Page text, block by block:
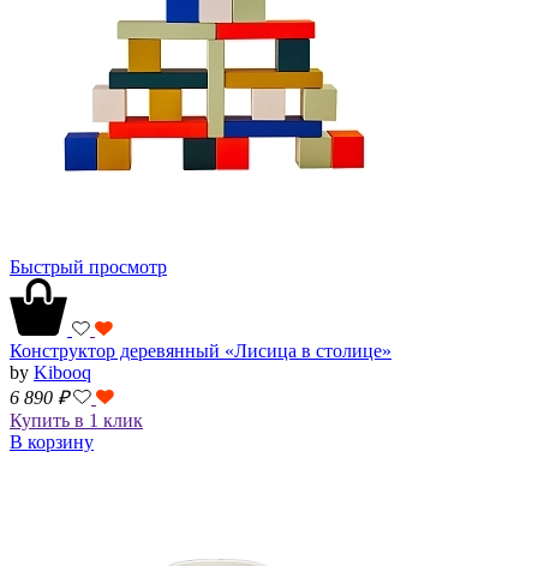
Быстрый просмотр
Конструктор деревянный «Лисица в столице»
by Kibooq
6 890 ₽
Купить в 1 клик
В корзину